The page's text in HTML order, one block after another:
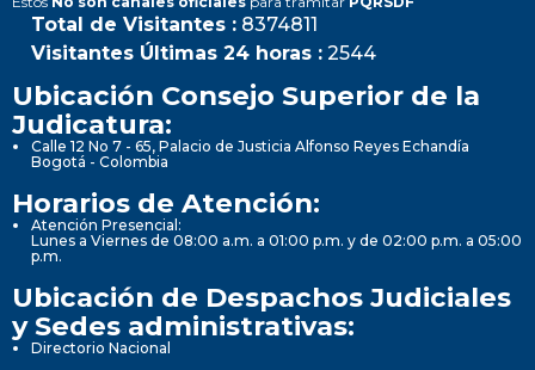
Total de Visitantes : 8374811
Visitantes Últimas 24 horas : 2544
Ubicación Consejo Superior de la
Judicatura:
Calle 12 No 7 - 65, Palacio de Justicia Alfonso Reyes Echandía
Bogotá - Colombia
Horarios de Atención:
Atención Presencial:
Lunes a Viernes de 08:00 a.m. a 01:00 p.m. y de 02:00 p.m. a 05:00
p.m.
Ubicación de Despachos Judiciales
y Sedes administrativas:
Directorio Nacional